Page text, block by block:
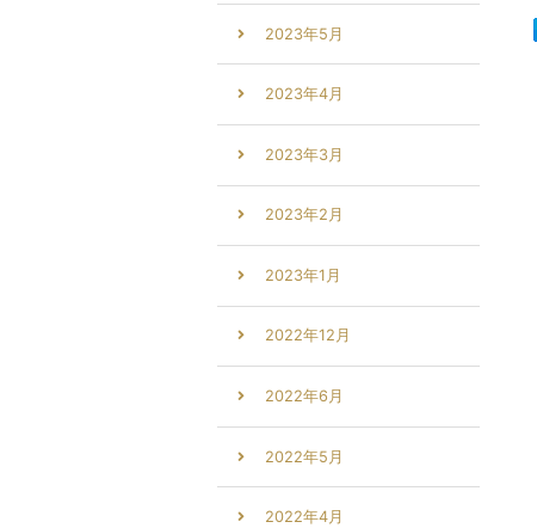
2023年5月
2023年4月
2023年3月
2023年2月
2023年1月
2022年12月
2022年6月
2022年5月
2022年4月